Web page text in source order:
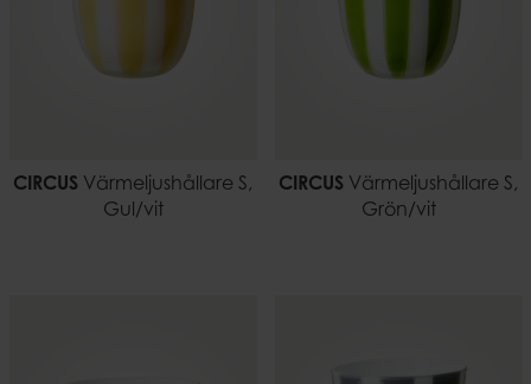
CIRCUS Värmeljushållare S,
Gul/vit
CIRCUS Värmeljushållare S,
Grön/vit